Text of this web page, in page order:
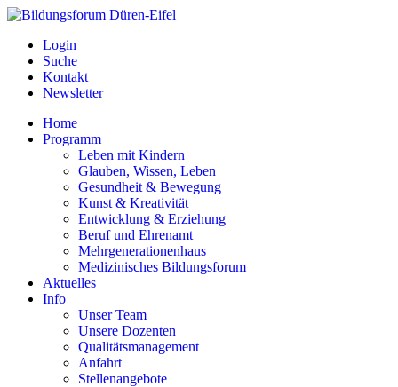
Login
Suche
Kontakt
Newsletter
Home
Programm
Leben mit Kindern
Glauben, Wissen, Leben
Gesundheit & Bewegung
Kunst & Kreativität
Entwicklung & Erziehung
Beruf und Ehrenamt
Mehrgenerationenhaus
Medizinisches Bildungsforum
Aktuelles
Info
Unser Team
Unsere Dozenten
Qualitätsmanagement
Anfahrt
Stellenangebote